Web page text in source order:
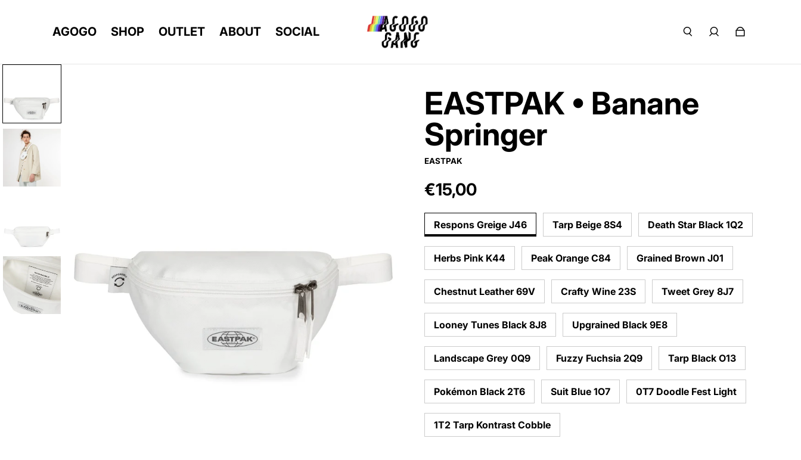
AGOGO SHOP OUTLET ABOUT SOCIAL
EASTPAK • Banane
Springer
EASTPAK
Regular price
€15,00
Respons Greige J46 Tarp Beige 8S4 Death Star Black 1Q2
Herbs Pink K44 Peak Orange C84 Grained Brown J01
Chestnut Leather 69V Crafty Wine 23S Tweet Grey 8J7
Looney Tunes Black 8J8 Upgrained Black 9E8
Landscape Grey 0Q9 Fuzzy Fuchsia 2Q9 Tarp Black O13
Pokémon Black 2T6 Suit Blue 1O7 0T7 Doodle Fest Light
1T2 Tarp Kontrast Cobble